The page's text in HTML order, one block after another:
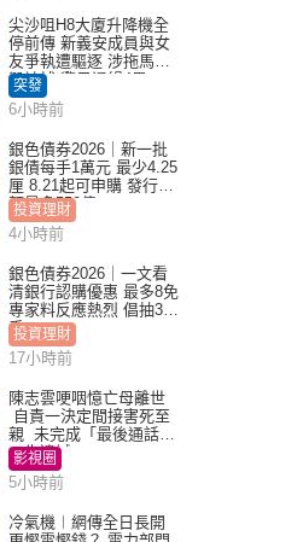
尖沙咀H8大廈升降機全
停前傳 新義安成員與女
友爭執遭驅逐 涉拖馬刑
毀被捕 警另通緝4男
突發
6小時前
銀色債券2026｜新一批
銀債每手1萬元 最少4.25
厘 8.21起可申購 發行金
額最多550億
投資理財
4小時前
銀色債券2026｜一文看
清銀行認購優惠 最多8免
專家料反應熱烈 倡抽30
手
投資理財
17小時前
陳志雲哽咽憶亡母離世
自責一決定間接害死至
親 未完成「最後通話」
一生遺憾
影視圈
5小時前
冷氣機︱網傳全日長開